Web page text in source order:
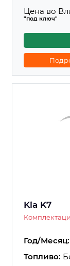
Цена во
"под ключ"
Kia K7
Год/Месяц:
Топливо: